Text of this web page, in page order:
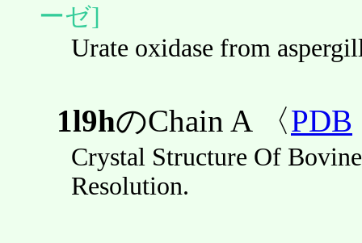
ーゼ]
Urate oxidase from
1l9hのChain A 〈PDB
Crystal Structure Of
Resolution.